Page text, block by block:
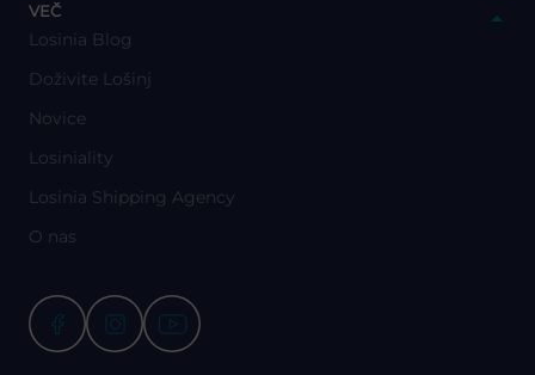
VEČ
Losinia Blog
Doživite Lošinj
Novice
Losiniality
Losinia Shipping Agency
O nas